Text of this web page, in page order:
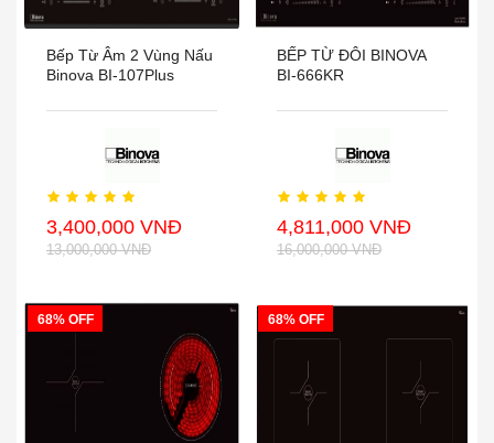
Bếp Từ Âm 2 Vùng Nấu
Binova BI-107Plus
3,400,000 VNĐ
13,000,000 VNĐ
BẾP TỪ ĐÔI BINOVA
BI-666KR
4,811,000 VNĐ
16,000,000 VNĐ
68% OFF 68% OFF